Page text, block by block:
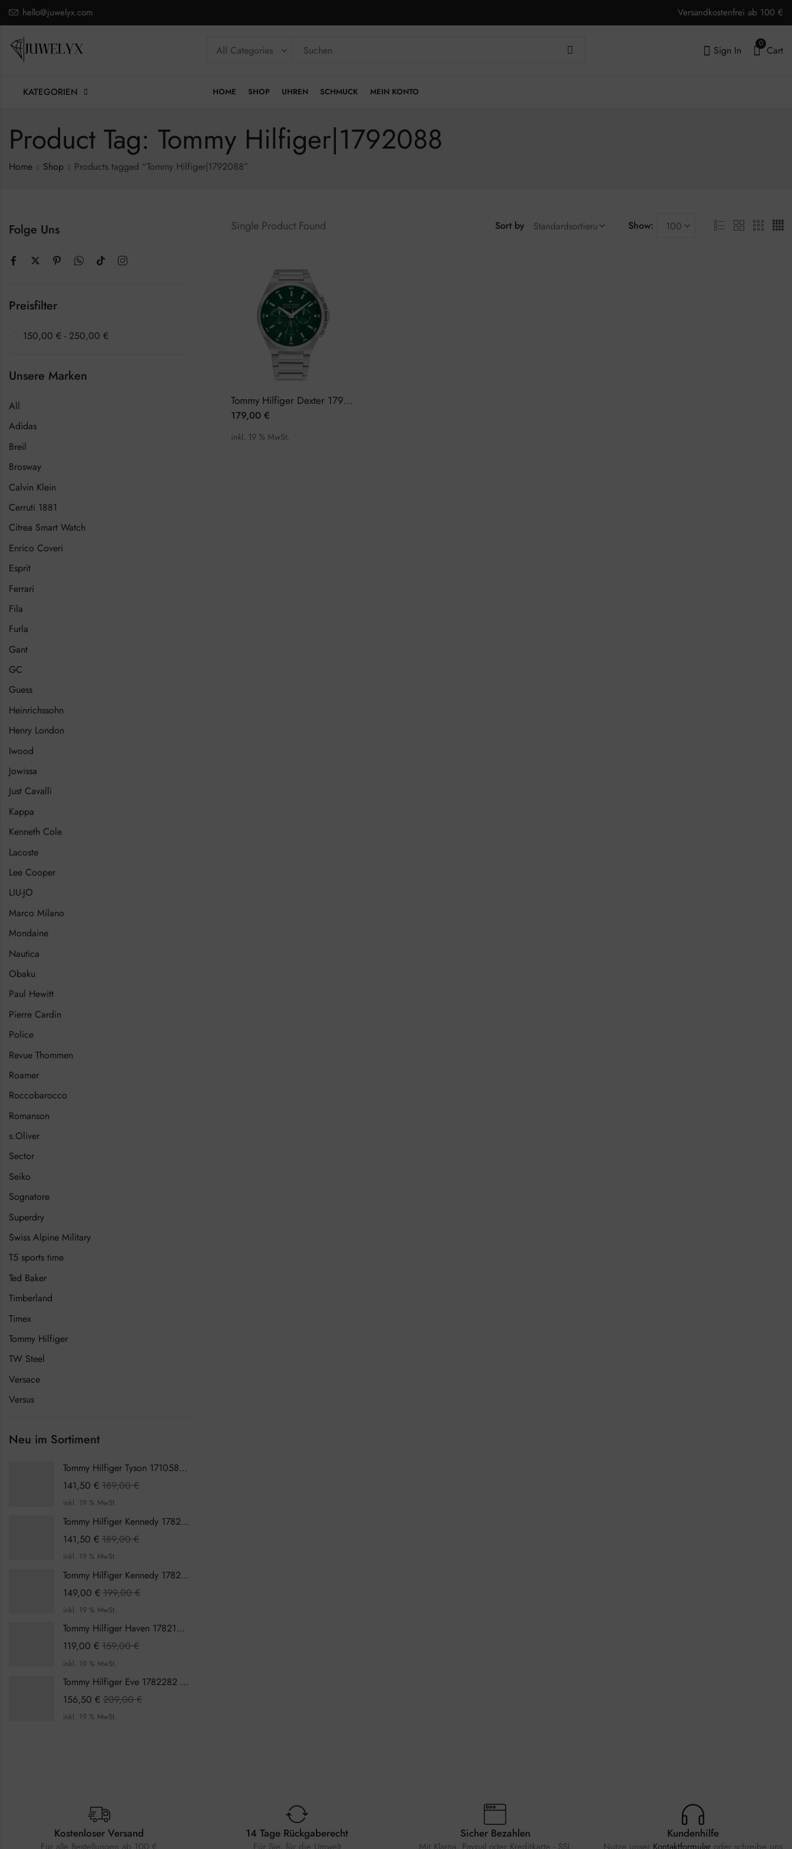
hello@juwelyx.com Versandkostenfrei ab 100 €
Sign In
0
Cart
KATEGORIEN HOME SHOP UHREN SCHMUCK MEIN KONTO
Product Tag: Tommy Hilfiger|1792088
Home Shop Products tagged “Tommy Hilfiger|1792088”
Single Product Found Sort by Show:
Tommy Hilfiger Dexter 1792088 Herrenuhr
179,00 €
inkl. 19 % MwSt.
Folge Uns
Preisfilter
150,00 € - 250,00 €
Unsere Marken
All
Adidas
Breil
Brosway
Calvin Klein
Cerruti 1881
Citrea Smart Watch
Enrico Coveri
Esprit
Ferrari
Fila
Furla
Gant
GC
Guess
Heinrichssohn
Henry London
Iwood
Jowissa
Just Cavalli
Kappa
Kenneth Cole
Lacoste
Lee Cooper
LIU-JO
Marco Milano
Mondaine
Nautica
Obaku
Paul Hewitt
Pierre Cardin
Police
Revue Thommen
Roamer
Roccobarocco
Romanson
s.Oliver
Sector
Seiko
Sognatore
Superdry
Swiss Alpine Military
T5 sports time
Ted Baker
Timberland
Timex
Tommy Hilfiger
TW Steel
Versace
Versus
Neu im Sortiment
Tommy Hilfiger Tyson 1710589 Herrenuhr
141,50 € 189,00€
inkl. 19 % MwSt.
Tommy Hilfiger Kennedy 1782387 Damenuhr
141,50 € 189,00€
inkl. 19 % MwSt.
Tommy Hilfiger Kennedy 1782386 Damenuhr
149,00 € 199,00€
inkl. 19 % MwSt.
Tommy Hilfiger Haven 1782199 Damenuhr
119,00 € 159,00€
inkl. 19 % MwSt.
Tommy Hilfiger Eve 1782282 Damenuhr
156,50 € 209,00€
inkl. 19 % MwSt.
Kostenloser Versand
Für alle Bestellungen ab 100 €
14 Tage Rückgaberecht
Für Sie, für die Umwelt
Sicher Bezahlen
Mit Klarna, Paypal oder Kreditkarte - SSL
Kundenhilfe
Nutze unser Kontaktformular oder schreibe uns